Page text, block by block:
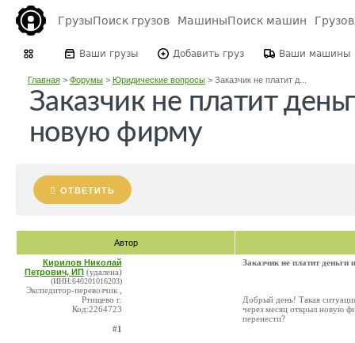
ГрузыПоиск грузов МашиныПоиск машин
Ваши грузы Добавить груз Ваши машины
Главная> Форумы> Юридические вопросы> Заказчик не платит д...
Заказчик не платит
новую фирму
ОТВЕТИТЬ
Автор
Кирилов Николай
Петрович, ИП (удалена)
(ИНН:640201016203)
Экспедитор-перевозчик ,
Ртищево г.
Код:2264723
#1
Заказчик не платит
Добрый день! Такая
через месяц открыл новую
перенести?